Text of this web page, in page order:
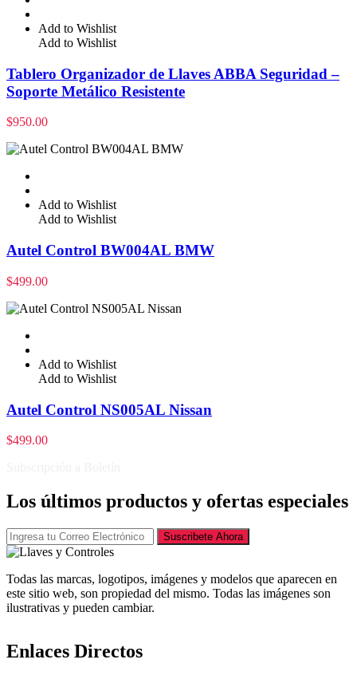
Add to Wishlist
Add to Wishlist
Tablero Organizador de Llaves ABBA Seguridad –
Soporte Metálico Resistente
$950.00
Add to Wishlist
Add to Wishlist
Autel Control BW004AL BMW
$499.00
Add to Wishlist
Add to Wishlist
Autel Control NS005AL Nissan
$499.00
Los últimos productos y ofertas especiales
Suscribete Ahora
Todas las marcas, logotipos, imágenes y modelos que aparecen en
este sitio web, son propiedad del mismo. Todas las imágenes son
ilustrativas y pueden cambiar.
Enlaces Directos